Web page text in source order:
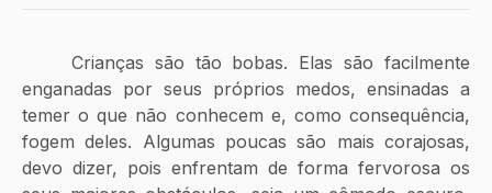
enganadas por seus próprios medos, ensinadas a
temer o que não conhecem e, como consequência,
fogem deles. Algumas poucas são mais corajosas,
devo dizer, pois enfrentam de forma fervorosa os